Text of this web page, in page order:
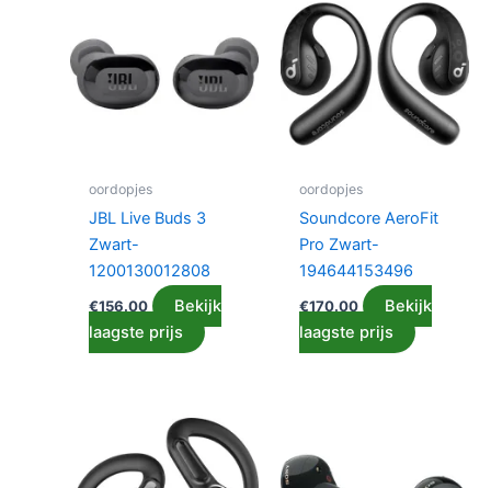
oordopjes
JBL Live Buds 3
Zwart-
1200130012808
€156.00
Bekijk
laagste prijs
oordopjes
Soundcore AeroFit
Pro Zwart-
194644153496
€170.00
Bekijk
laagste prijs